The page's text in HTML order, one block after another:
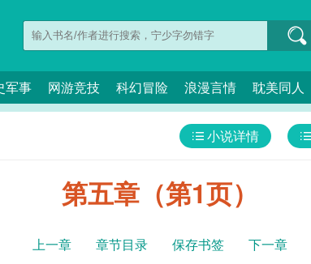
军事 网游竞技 科幻冒险 浪漫言情 耽美同人
小说详情
第五章（第1页）
上一章 章节目录 保存书签 下一章